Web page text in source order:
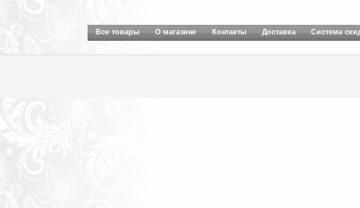
Все товары О магазине Контакты Доставка Система